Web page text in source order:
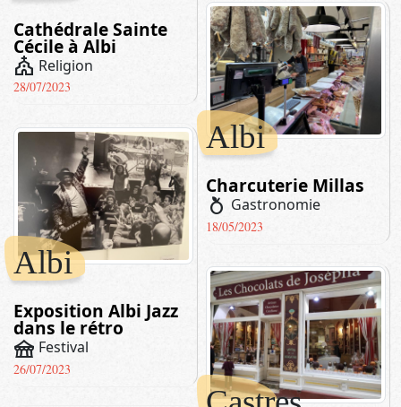
Cathédrale Sainte
Cécile à Albi
church Religion
28/07/2023
Albi
Exposition Albi Jazz
dans le rétro
festival Festival
26/07/2023
Albi
Charcuterie Millas
nutrition Gastronomie
18/05/2023